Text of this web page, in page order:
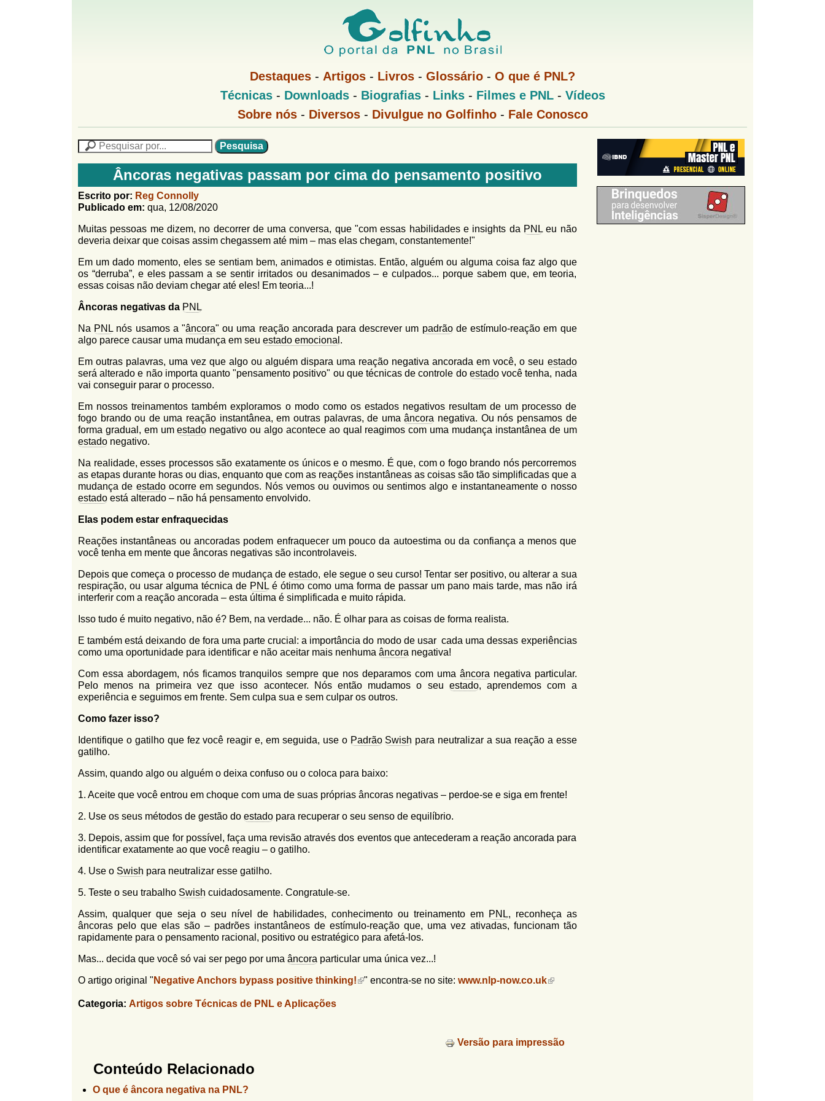
Pular
para
o
principal
l
f
i
n
h
o
Destaques - Artigos - Livros - Glossário - O que é PNL?
N
L
Técnicas- Downloads- Biografias- Links- Filmes e PNL- Vídeos
o
o
M
n
u
Sobre nós- Diversos- Divulgue no Golfinho- Fale Conosco
F
r
m
u
á
r
i
o
d
e
b
u
s
c
a
e
u
i
a
n
G
o
l
i
h
o
Âncoras negativas passam por cima do pensamento positivo
Escrito por: Reg Connolly
Publicado em: qua, 12/08/2020
Muitas pessoas me dizem, no decorrer de uma conversa, que "com essas habilidades e insights da PNLeu não
deveria deixar que coisas assim chegassem até mim – mas elas chegam, constantemente!"
Em um dado momento, eles se sentiam bem, animados e otimistas. Então, alguém ou alguma coisa faz algo que
os “derruba”, e eles passam a se sentir irritados ou desanimados – e culpados... porque sabem que, em teoria,
essas coisas não deviam chegar até eles! Em teoria...!
Âncoras negativas da PNL
Na PNL nós usamos a "âncora" ou uma reação ancorada para descrever um padrãode estímulo-reação em que
algo parece causar uma mudança em seu estado emocional.
Em outras palavras, uma vez que algo ou alguém dispara uma reação negativa ancorada em você, o seu estado
será alterado e não importa quanto "pensamento positivo" ou que técnicas de controle do estadovocê tenha, nada
vai conseguir parar o processo.
Em nossos treinamentos também exploramos o modo como os estados negativos resultam de um processo de
fogo brando ou de uma reação instantânea, em outras palavras, de umaâncora negativa. Ou nós pensamos de
forma gradual, em umestado negativo ou algo acontece ao qual reagimos com uma mudança instantânea de um
estado negativo.
Na realidade, esses processos são exatamente os únicos e o mesmo. É que, com o fogo brando nós percorremos
as etapas durante horas ou dias, enquanto que com as reações instantâneas as coisas são tão simplificadas que a
mudança de estadoocorre em segundos. Nós vemos ou ouvimos ou sentimos algo e instantaneamente o nosso
estado está alterado – não há pensamento envolvido.
Elas podem estar enfraquecidas
Reações instantâneas ou ancoradas podem enfraquecer um pouco da autoestima ou da confiança a menos que
você tenha em mente que âncoras negativas são incontrolaveis.
Depois que começa o processo de mudança deestado, ele segue o seu curso! Tentar ser positivo, ou alterar a sua
respiração, ou usar alguma técnica de PNL é ótimo como uma forma de passar um pano mais tarde, mas não irá
interferir com a reação ancorada – esta última é simplificada e muito rápida.
Isso tudo é muito negativo, não é? Bem, na verdade... não. É olhar para as coisas de forma realista.
E também está deixando de fora uma parte crucial: a importância do modo de usar cada uma dessas experiências
como uma oportunidade para identificar e não aceitar mais nenhuma âncora negativa!
Com essa abordagem, nós ficamos tranquilos sempre que nos deparamos com uma âncora negativa particular.
Pelo menos na primeira vez que isso acontecer. Nós então mudamos o seu estado, aprendemos com a
experiência e seguimos em frente. Sem culpa sua e sem culpar os outros.
Como fazer isso?
Identifique o gatilho que fez você reagir e, em seguida, use o Padrão Swish para neutralizar a sua reação a esse
gatilho.
Assim, quando algo ou alguém o deixa confuso ou o coloca para baixo:
1. Aceite que você entrou em choque com uma de suas próprias âncoras negativas – perdoe-se e siga em frente!
2. Use os seus métodos de gestão do estado para recuperar o seu senso de equilíbrio.
3. Depois, assim que for possível, faça uma revisão através dos eventos que antecederam a reação ancorada para
identificar exatamente ao que você reagiu – o gatilho.
4. Use o Swish para neutralizar esse gatilho.
5. Teste o seu trabalho Swish cuidadosamente. Congratule-se.
Assim, qualquer que seja o seu nível de habilidades, conhecimento ou treinamento em PNL, reconheça as
âncoras pelo que elas são – padrões instantâneos de estímulo-reação que, uma vez ativadas, funcionam tão
rapidamente para o pensamento racional, positivo ou estratégico para afetá-los.
Mas... decida que você só vai ser pego por uma âncora particular uma única vez...!
O artigo original " Negative Anchors bypass positive thinking! " encontra-se no site: www.nlp-now.co.uk
Categoria: Artigos sobre Técnicas de PNL e Aplicações
Versão para impressão
Conteúdo Relacionado
O que é âncora negativa na PNL?